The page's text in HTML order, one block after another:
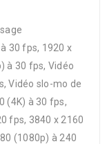
30 fps, 1920 x
à 30 fps, Vidéo
Vidéo slo-mo de
(4K) à 30 fps,
fps, 3840 x 2160
(1080p) à 240